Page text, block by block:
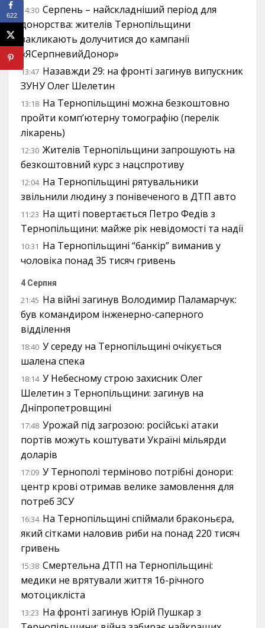
14:30 Серпень – найскладніший період для
донорства: жителів Тернопільщини
закликають долучитися до кампанії
«ЯСерпневийДонор»
13:47 Назавжди 29: на фронті загинув випускник
ЗУНУ Олег Шелетин
13:18 На Тернопільщині можна безкоштовно
пройти комп’ютерну томографію (перелік
лікарень)
12:30 Жителів Тернопільщини запрошують на
безкоштовний курс з нацспротиву
12:04 На Тернопільщині рятувальники
звільнили людину з понівеченого в ДТП авто
11:23 На щиті повертається Петро Федів з
Тернопільщини: майже рік невідомості та надії
10:31 На Тернопільщині “банкір” виманив у
чоловіка понад 35 тисяч гривень
4 Серпня
21:45 На війні загинув Володимир Паламарчук:
був командиром інженерно-саперного
відділення
18:40 У середу на Тернопільщині очікується
шалена спека
18:14 У Небесному строю захисник Олег
Шелетин з Тернопільщини: загинув на
Дніпропетровщині
17:48 Урожай під загрозою: російські атаки
портів можуть коштувати Україні мільярди
доларів
17:09 У Тернополі терміново потрібні донори:
центр крові отримав велике замовлення для
потреб ЗСУ
16:34 На Тернопільщині спіймали браконьєра,
який сітками наловив риби на понад 220 тисяч
гривень
15:38 Смертельна ДТП на Тернопільщині:
медики не врятували життя 16-річного
мотоцикліста
13:23 На фронті загинув Юрій Пушкар з
622